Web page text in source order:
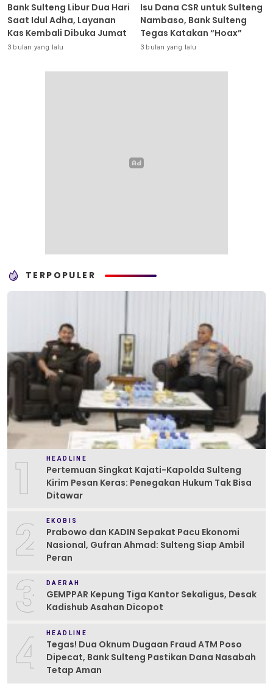
Bank Sulteng Libur Dua Hari
Saat Idul Adha, Layanan
Kas Kembali Dibuka Jumat
3 bulan yang lalu
Isu Dana CSR untuk Sulteng
Nambaso, Bank Sulteng
Tegas Katakan “Hoax”
3 bulan yang lalu
TERPOPULER
1 HEADLINE
Pertemuan Singkat Kajati-Kapolda Sulteng
Kirim Pesan Keras: Penegakan Hukum Tak Bisa
Ditawar
2 EKOBIS
Prabowo dan KADIN Sepakat Pacu Ekonomi
Nasional, Gufran Ahmad: Sulteng Siap Ambil
Peran
3 DAERAH
GEMPPAR Kepung Tiga Kantor Sekaligus, Desak
Kadishub Asahan Dicopot
4 HEADLINE
Tegas! Dua Oknum Dugaan Fraud ATM Poso
Dipecat, Bank Sulteng Pastikan Dana Nasabah
Tetap Aman